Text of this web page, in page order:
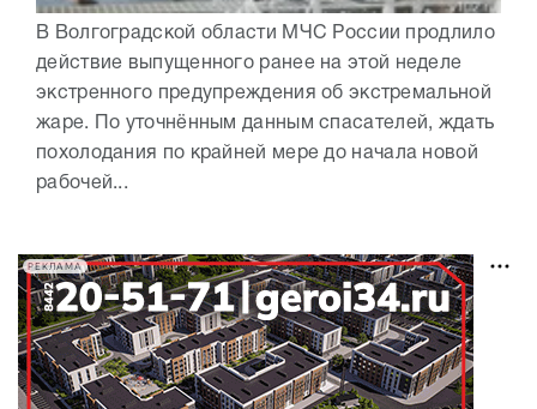
В Волгоградской области МЧС России продлило
действие выпущенного ранее на этой неделе
экстренного предупреждения об экстремальной
жаре. По уточнённым данным спасателей, ждать
похолодания по крайней мере до начала новой
рабочей...
РЕКЛАМА